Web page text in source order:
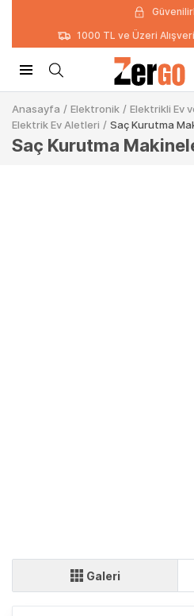
1000 TL ve Üzeri
Anasayfa / Elektronik / Elektrikli Ev
Elektrik Ev Aletleri / Saç Kurutma
Saç Kurutma
Galeri